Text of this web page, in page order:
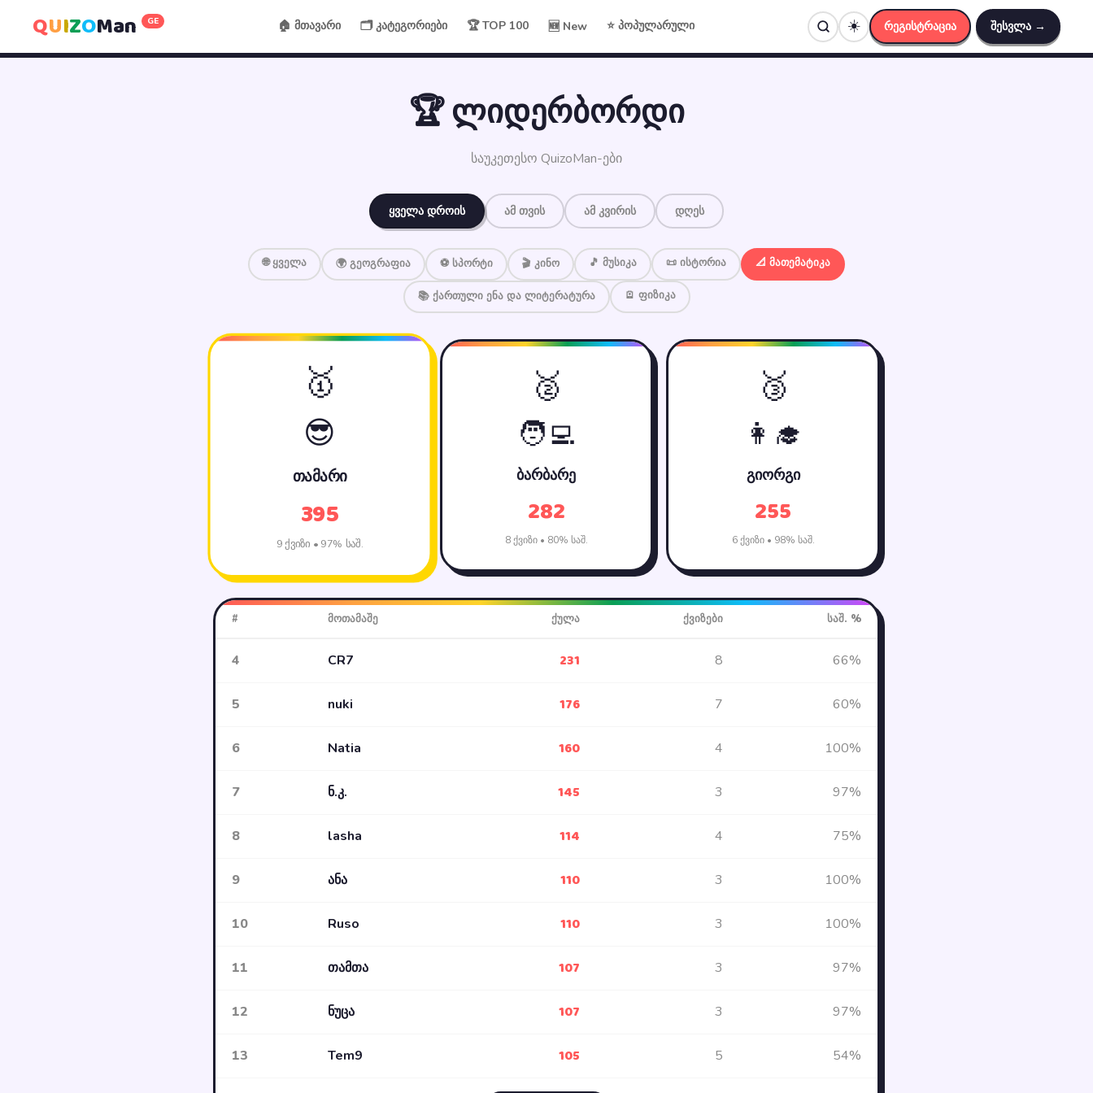
QUIZOMan GE 🏠 მთავარი 🗂 კატეგორიები 🏆 TOP 100 🆕 New ⭐ პოპულარული ☀️ რეგისტრაცია შესვლა →
🏆 ლიდერბორდი
საუკეთესო QuizoMan-ები
ყველა დროის ამ თვის ამ კვირის დღეს
🌐 ყველა 🌍 გეოგრაფია ⚽ სპორტი 🎬 კინო 🎵 მუსიკა 📜 ისტორია 📐 მათემატიკა
📚 ქართული ენა და ლიტერატურა 🪫 ფიზიკა
🥇
😎
თამარი
395
9 ქვიზი • 97% საშ.
🥈
🧑‍💻
ბარბარე
282
8 ქვიზი • 80% საშ.
🥉
👩‍🎓
გიორგი
255
6 ქვიზი • 98% საშ.
# მოთამაშე ქულა ქვიზები საშ. %
4 CR7 231 8 66%
5 nuki 176 7 60%
6 Natia 160 4 100%
7 ნ.კ. 145 3 97%
8 lasha 114 4 75%
9 ანა 110 3 100%
10 Ruso 110 3 100%
11 თამთა 107 3 97%
12 ნუცა 107 3 97%
13 Tem9 105 5 54%